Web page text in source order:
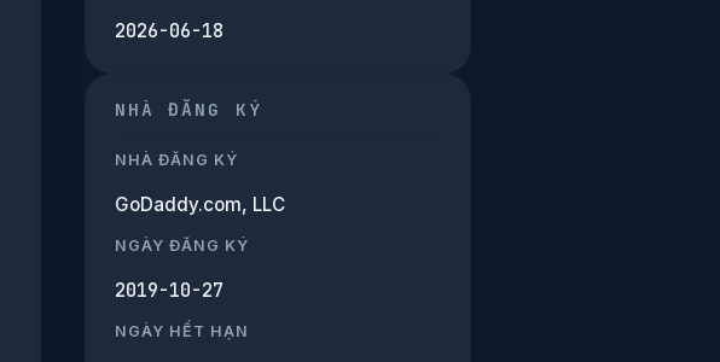
2026-06-18
NHÀ ĐĂNG KÝ
NHÀ ĐĂNG KÝ
GoDaddy.com, LLC
NGÀY ĐĂNG KÝ
2019-10-27
NGÀY HẾT HẠN